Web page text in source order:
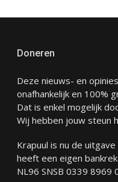
Doneren
Deze nieuws- en
onafhankelijk en 100%
Dat is enkel mogelijk
Wij hebben jouw steun
Krapuul is nu de
heeft een eigen
NL96 SNSB 0339 8969